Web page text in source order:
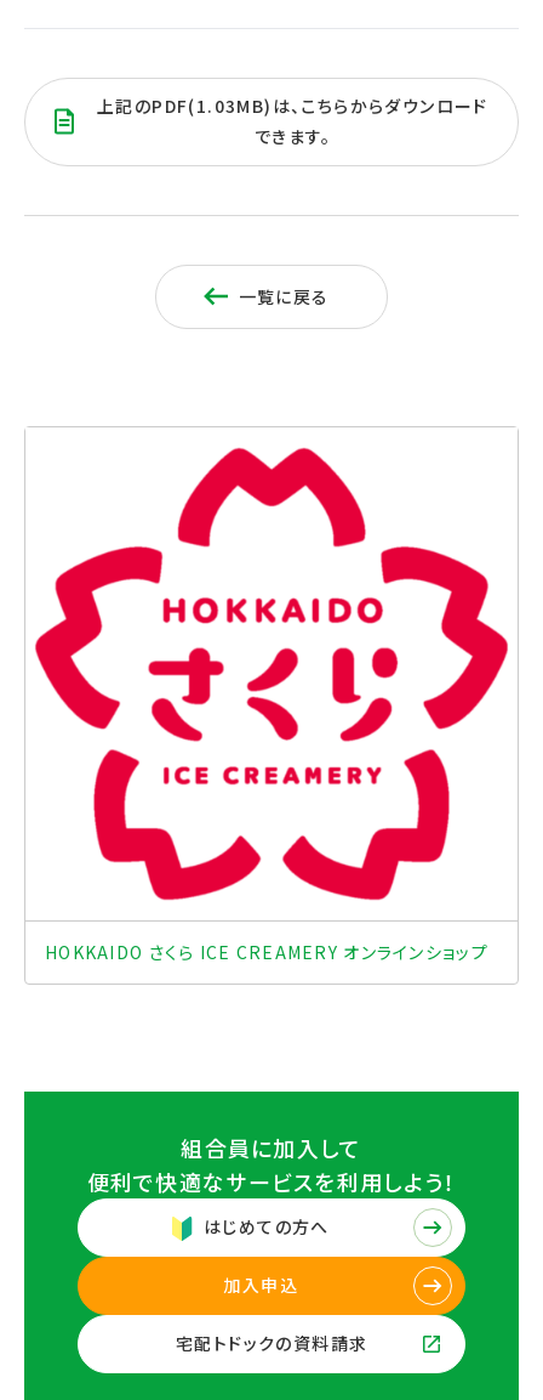
上記のPDF(1.03MB)は、こちらからダウンロード
できます。
一覧に戻る
HOKKAIDO さくら ICE CREAMERY オンラインショップ
組合員に加入して
便利で快適なサービスを利用しよう！
はじめての方へ
加入申込
宅配トドックの資料請求